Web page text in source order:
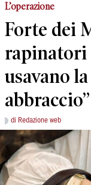
L’operazione
Forte dei
rapinatori
usavano
abbraccio”
di Redazione web